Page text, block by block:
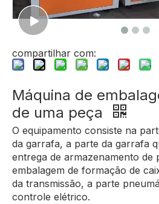
compartilhar com:
Máquina de
de uma peça
O equipamento consiste na
da garrafa, a parte da garrafa
entrega de armazenamento de
embalagem de formação de
da transmissão, a parte
controle elétrico.